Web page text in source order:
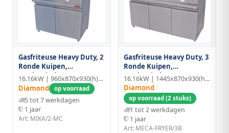
Gasfriteuse Heavy Duty, 2
Ronde Kuipen,
Mechanisch
16.16kW | 960x870x930(h)mm
Diamond op voorraad
5 tot 7 werkdagen
1 jaar
Art: MIKA/2-MC
Gasfriteuse Heavy Duty, 3
Ronde Kuipen,
Mechanisch
16.16kW | 1445x870x930(h)mm
Diamond
op voorraad (2 stuks)
1 tot 2 werkdagen
1 jaar
Art: MECA-FRYER/3B